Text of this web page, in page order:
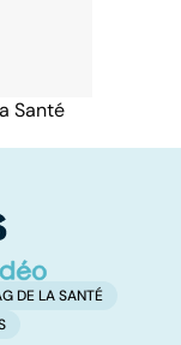
Santé
DE LA SANTÉ